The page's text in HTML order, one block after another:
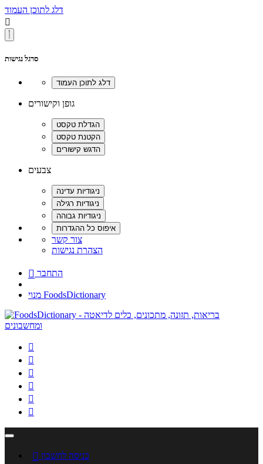
דלג לתוכן העמוד

סרגל נגישות
גופן וקישורים
צבעים
צור קשר
הצהרת נגישות
 התחבר
מנוי FoodsDictionary






 כניסה לחשבון